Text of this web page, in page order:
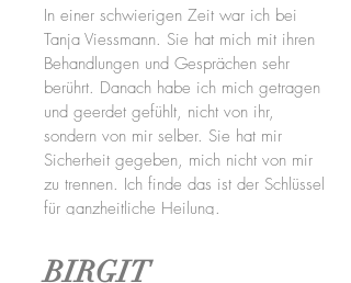
In einer schwierigen Zeit war ich bei
Tanja Viessmann. Sie hat mich mit ihren
Behandlungen und Gesprächen sehr
berührt. Danach habe ich mich getragen
und geerdet gefühlt, nicht von ihr,
sondern von mir selber. Sie hat mir
Sicherheit gegeben, mich nicht von mir
zu trennen. Ich finde das ist der Schlüssel
für ganzheitliche Heilung. ​
BIRGIT